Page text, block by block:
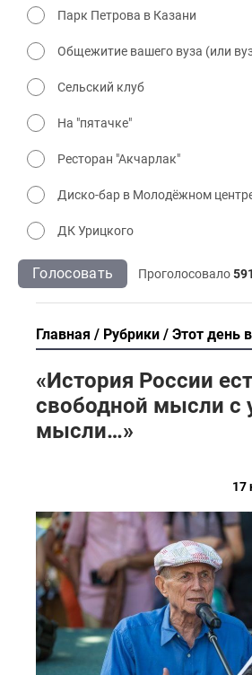
Парк Петрова в Казани
Общежитие вашего вуза (или
Сельский клуб
На "пятачке"
Ресторан "Акчарлак"
Диско-бар в Молодёжном
ДК Урицкого
Голосовать Проголосовало
Главная Рубрики Этот день
«История России
свободной мысли с
мысли…»
17